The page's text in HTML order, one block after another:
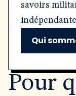
savoirs
Qui
Pour